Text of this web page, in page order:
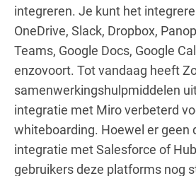
integreren. Je kunt het
OneDrive, Slack, Dropbox,
Teams, Google Docs, Google
enzovoort. Tot vandaag heeft
samenwerkingshulpmiddelen
integratie met Miro verbeterd
whiteboarding. Hoewel er geen
integratie met Salesforce of
gebruikers deze platforms nog